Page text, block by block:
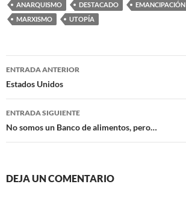
ANARQUISMO DESTACADO EMANCIPACIÓN
MARXISMO
UTOPÍA
Navegación
de
entradas
ENTRADA ANTERIOR
Estados Unidos
ENTRADA SIGUIENTE
No somos un Banco de alimentos, pero…
DEJA UN COMENTARIO